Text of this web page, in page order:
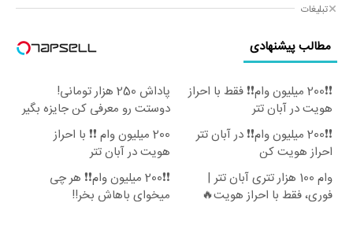
تبلیغات
مطالب پیشنهادی
❗❗200 میلیون وام❗❗ فقط با احراز
هویت در آبان تتر
پاداش 250 هزار تومانی!
دوستت رو معرفی کن جایزه بگیر
😍
❗❗200 میلیون وام❗❗ در آبان تتر
احراز هویت کن
200 میلیون وام ❗❗ با احراز
هویت در آبان تتر
وام 100 هزار تتری آبان تتر |
فوری، فقط با احراز هویت🔥
❗❗200 میلیون وام❗❗ هر چی
میخوای باهاش بخر!!